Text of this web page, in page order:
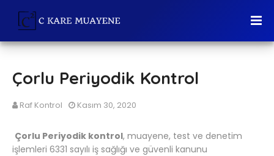
Çorlu Periyodik Kontrol
Raf Kontrol Kasım 30, 2020
Çorlu Periyodik kontrol, muayene, test ve denetim
işlemleri 6331 sayılı iş sağlığı ve güvenli kanunu